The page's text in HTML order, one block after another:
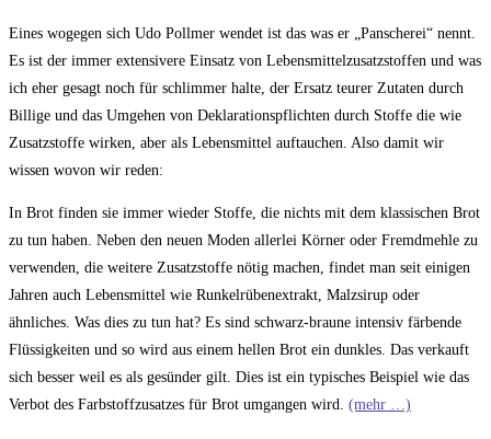
Eines wogegen sich Udo Pollmer wendet ist das was er „Panscherei“ nennt.
Es ist der immer extensivere Einsatz von Lebensmittelzusatzstoffen und was
ich eher gesagt noch für schlimmer halte, der Ersatz teurer Zutaten durch
Billige und das Umgehen von Deklarationspflichten durch Stoffe die wie
Zusatzstoffe wirken, aber als Lebensmittel auftauchen. Also damit wir
wissen wovon wir reden:
In Brot finden sie immer wieder Stoffe, die nichts mit dem klassischen Brot
zu tun haben. Neben den neuen Moden allerlei Körner oder Fremdmehle zu
verwenden, die weitere Zusatzstoffe nötig machen, findet man seit einigen
Jahren auch Lebensmittel wie Runkelrübenextrakt, Malzsirup oder
ähnliches. Was dies zu tun hat? Es sind schwarz-braune intensiv färbende
Flüssigkeiten und so wird aus einem hellen Brot ein dunkles. Das verkauft
sich besser weil es als gesünder gilt. Dies ist ein typisches Beispiel wie das
Verbot des Farbstoffzusatzes für Brot umgangen wird. (mehr …)